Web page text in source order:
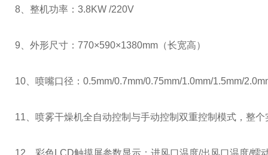
8、整机功率：3.8KW /220V
9、外形尺寸：770×590×1380mm（长宽高）
10、喷嘴口径：0.5mm/0.7mm/0.75mm/1.0mm/1.5mm/
11、喷雾干燥机全自动控制与手动控制双重控制模式，整
12、彩色LCD触摸屏参数显示：进风口温度/出风口温度/蠕